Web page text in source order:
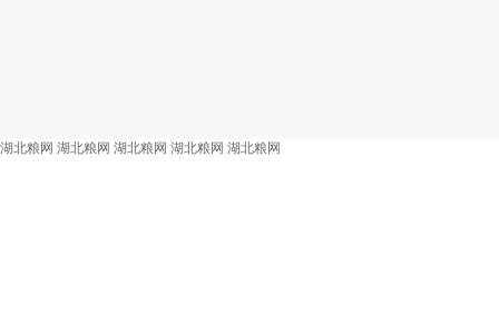
湖北粮网 湖北粮网 湖北粮网 湖北粮网 湖北粮网